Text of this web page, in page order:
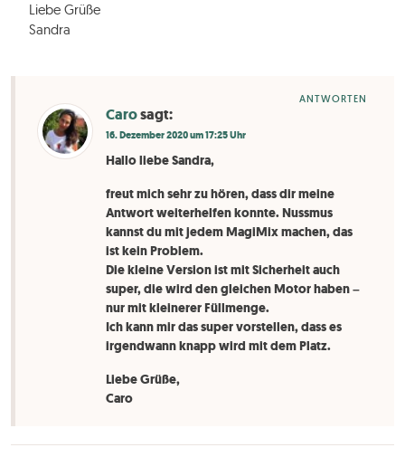
Liebe Grüße
Sandra
Carosagt:
16. Dezember 2020 um 17:25 Uhr
Hallo liebe Sandra,
freut mich sehr zu hören, dass dir meine
Antwort weiterhelfen konnte. Nussmus
kannst du mit jedem MagiMix machen, das
ist kein Problem.
Die kleine Version ist mit Sicherheit auch
super, die wird den gleichen Motor haben –
nur mit kleinerer Füllmenge.
Ich kann mir das super vorstellen, dass es
irgendwann knapp wird mit dem Platz.
Liebe Grüße,
Caro
ANTWORTEN